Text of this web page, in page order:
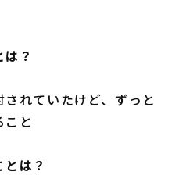
？
れていたけど、ずっと
と
は？